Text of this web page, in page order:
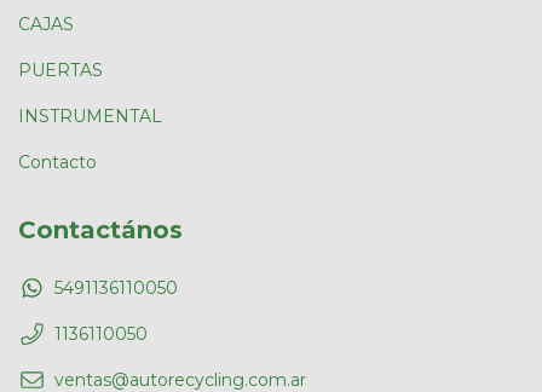
CAJAS
PUERTAS
INSTRUMENTAL
Contacto
Contactános
5491136110050
1136110050
ventas@autorecycling.com.ar